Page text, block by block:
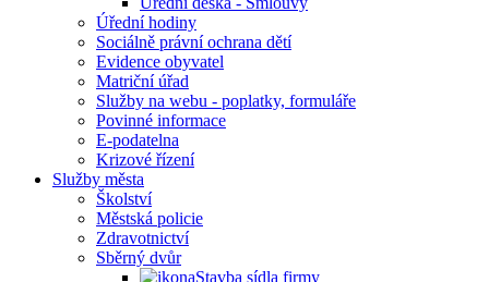
Úřední hodiny
Sociálně právní ochrana dětí
Evidence obyvatel
Matriční úřad
Služby na webu - poplatky, formuláře
Povinné informace
E-podatelna
Krizové řízení
Služby města
Školství
Městská policie
Zdravotnictví
Sběrný dvůr
Stavba sídla firmy